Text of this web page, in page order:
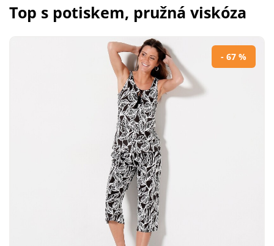
Top s potiskem, pružná viskóza
- 67 %